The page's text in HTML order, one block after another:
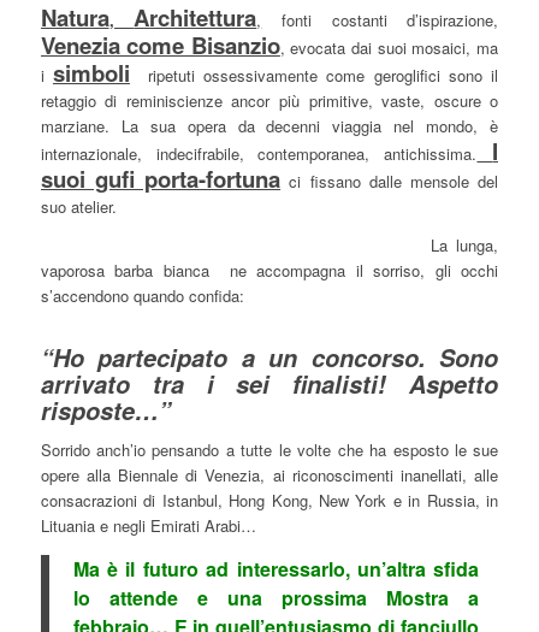
Natura,Architettura, fonti costanti d’ispirazione,
Venezia come Bisanzio, evocata dai suoi mosaici, ma
i simboli ripetuti ossessivamente come geroglifici sono il
retaggio di reminiscienze ancor più primitive, vaste, oscure o
marziane. La sua opera da decenni viaggia nel mondo, è
internazionale, indecifrabile, contemporanea, antichissima.
I
suoi gufi porta-fortuna ci fissano dalle mensole del
suo atelier.
La lunga,
vaporosa barba bianca ne accompagna il sorriso, gli occhi
s’accendono quando confida:
“Ho partecipato a un concorso. Sono
arrivato tra i sei finalisti! Aspetto
risposte…”
Sorrido anch’io pensando a tutte le volte che ha esposto le sue
opere alla Biennale di Venezia, ai riconoscimenti inanellati, alle
consacrazioni di Istanbul, Hong Kong, New York e in Russia, in
Lituania e negli Emirati Arabi…
Ma è il futuro ad interessarlo, un’altra sfida
lo attende e una prossima Mostra a
febbraio… E in quell’entusiasmo di fanciullo